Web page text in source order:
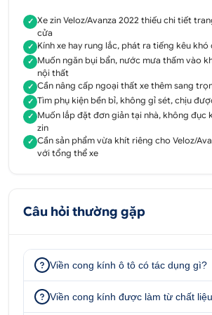
Veloz/Avanza 2022
Viền cong kính Veloz/Avanza
sát chân kính ô tô tạo cảm giác
không bị rung lắc hay phát ra âm
trong quá trình di chuyển. Được
cho xe Veloz/Avanza 2022nên các
với phần chân kính nên rất liền
của ô tô.
thời gian. Ngoài ra
, viền cong kính
bụi bẩn, nước mưa thấm vào bên
3. Hướng dẫn lắp đặt
Veloz/Avanza 2022 đơn giản
✓ Xe zin Veloz/Avanza 2022 thiếu chi tiết
cửa
✓ Kính xe hay rung lắc, phát ra tiếng kêu khó
✓ Muốn ngăn bụi bẩn, nước mưa thấm vào
nội thất
✓ Cần nâng cấp ngoại thất xe thêm sang
✓ Tìm phụ kiện bền bỉ, không gỉ sét, chịu
✓ Muốn lắp đặt đơn giản tại nhà, không đục
zin
✓ Cần sản phẩm vừa khít riêng cho Veloz/
với tổng thể xe
Câu hỏi thường gặp
Viền cong kính ô tô có tác dụng gì?
Viền cong kính được làm từ chất